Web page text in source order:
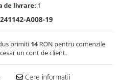
de livrare: 1
241142-A008-19
primiti 14RON pentru comenzile
un cont de client.
Cere informatii